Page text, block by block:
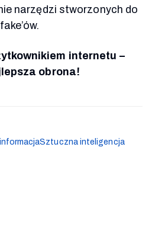
narzędzi stworzonych do
internetu –
obrona!
Sztuczna inteligencja